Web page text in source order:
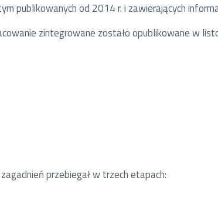
publikowanych od 2014 r. i zawierających
zintegrowane zostało opublikowane w
przebiegał w trzech etapach: